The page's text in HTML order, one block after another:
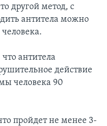
другой метод, с
антитела можно
антитела
действие
человека 90
пройдет не менее 3-